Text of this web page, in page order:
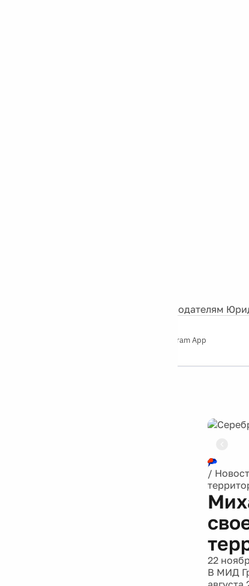
Рекламодателям
Telegram App
/
22
В МИД